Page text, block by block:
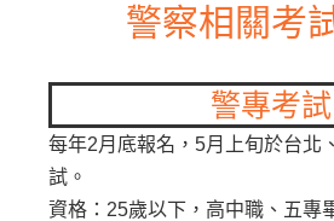
警察相關考
高雄考區進行考
業或具同等學力
每年3月報名
18~37歲。